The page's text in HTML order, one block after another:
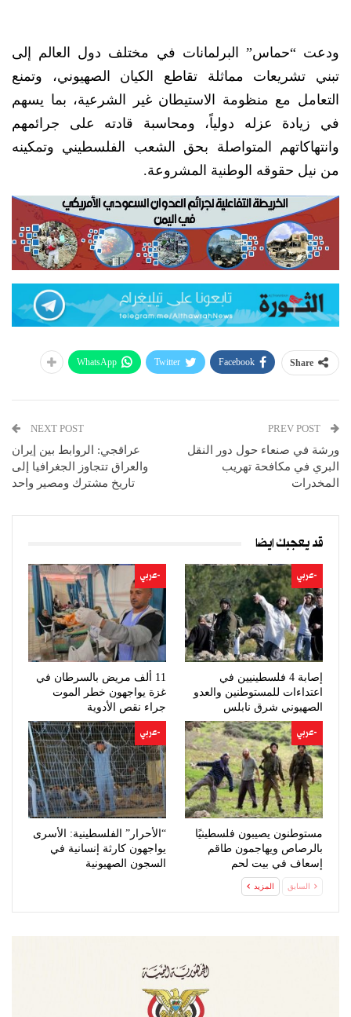
ودعت “حماس” البرلمانات في مختلف دول العالم إلى
تبني تشريعات مماثلة تقاطع الكيان الصهيوني، وتمنع
التعامل مع منظومة الاستيطان غير الشرعية، بما يسهم
في زيادة عزله دولياً، ومحاسبة قادته على جرائمهم
وانتهاكاتهم المتواصلة بحق الشعب الفلسطيني وتمكينه
من نيل حقوقه الوطنية المشروعة.
Share
Facebook
Twitter
WhatsApp
ورشة في صنعاء حول دور النقل
البري في مكافحة تهريب
المخدرات
NEXT POST
عراقجي: الروابط بين إيران
والعراق تتجاوز الجغرافيا إلى
تاريخ مشترك ومصير واحد
قد يعجبك ايضا
-عربي
إصابة 4 فلسطينيين في
اعتداءات للمستوطنين والعدو
الصهيوني شرق نابلس
-عربي
11 ألف مريض بالسرطان في
غزة يواجهون خطر الموت
جراء نقص الأدوية
-عربي
مستوطنون يصيبون فلسطينيًا
بالرصاص ويهاجمون طاقم
إسعاف في بيت لحم
-عربي
“الأحرار” الفلسطينية: الأسرى
يواجهون كارثة إنسانية في
السجون الصهيونية
السابق المزيد